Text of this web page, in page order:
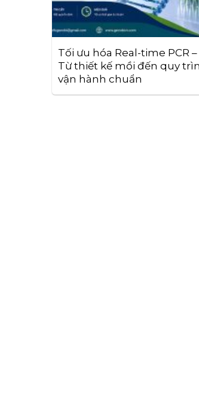
Tối ưu hóa Real-time PCR –
Từ thiết kế mồi đến quy
vận hành chuẩn